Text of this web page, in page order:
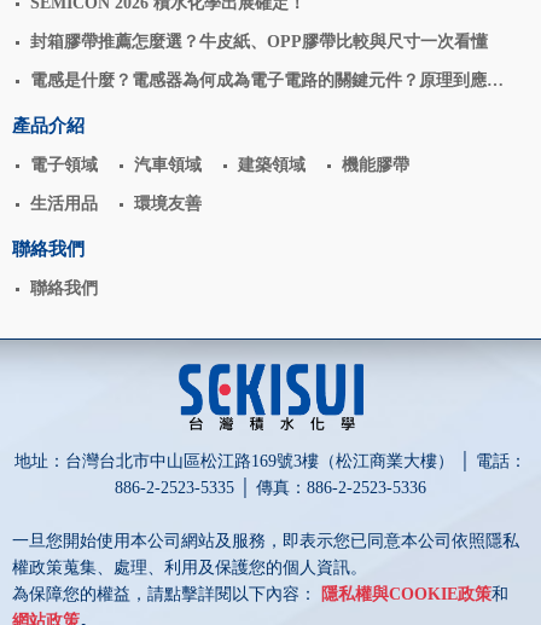
封箱膠帶推薦怎麼選？牛皮紙、OPP膠帶比較與尺寸一次看懂
電感是什麼？電感器為何成為電子電路的關鍵元件？原理到應用
產品介紹
電子領域 汽車領域 建築領域 機能膠帶
生活用品 環境友善
聯絡我們
聯絡我們
地址：台灣台北市中山區松江路169號3樓（松江商業大樓） │ 電話：
886-2-2523-5335 │ 傳真：886-2-2523-5336
一旦您開始使用本公司網站及服務，即表示您已同意本公司依照隱私
權政策蒐集、處理、利用及保護您的個人資訊。
為保障您的權益，請點擊詳閱以下內容：
隱私權與COOKIE政策和
網站政策。